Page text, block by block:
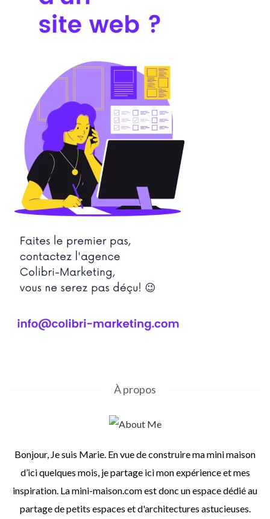
À propos
Bonjour, Je suis Marie. En vue de construire ma mini maison
d’ici quelques mois, je partage ici mon expérience et mes
inspiration. La mini-maison.com est donc un espace dédié au
partage de petits espaces et d'architectures astucieuses.